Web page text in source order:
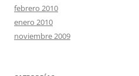
febrero 2010
enero 2010
noviembre 2009